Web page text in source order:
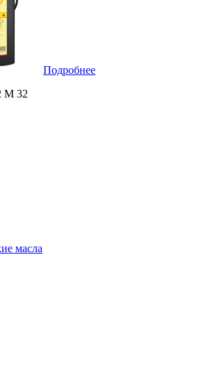
Подробнее
M 32
масла